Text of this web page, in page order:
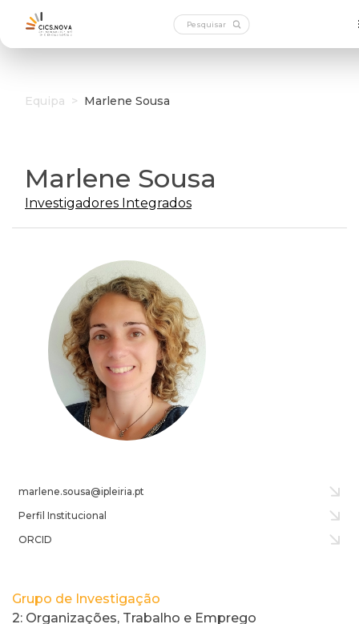
Equipa > Marlene Sousa
Marlene Sousa
Investigadores Integrados
Grupo de Investigação
2: Organizações, Trabalho e Emprego
marlene.sousa@ipleiria.pt
Perfil Institucional
ORCID